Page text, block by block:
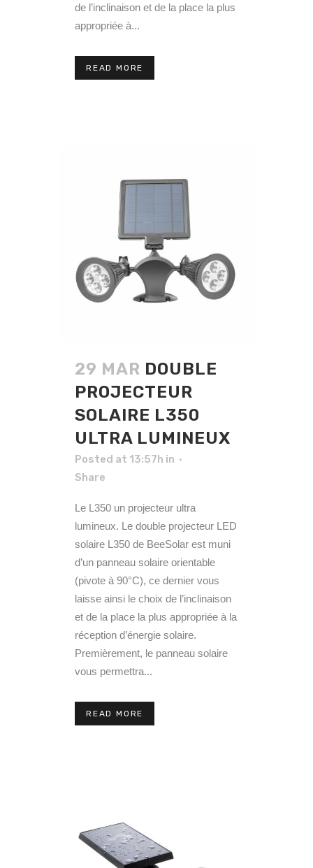
de l’inclinaison et de la place la plus
appropriée à...
READ MORE
29 MAR DOUBLE
PROJECTEUR
SOLAIRE L350
ULTRA LUMINEUX
Posted at 13:57h in
Share
Le L350 un projecteur ultra
lumineux. Le double projecteur LED
solaire L350 de BeeSolar est muni
d’un panneau solaire orientable
(pivote à 90°C), ce dernier vous
laisse ainsi le choix de l’inclinaison
et de la place la plus appropriée à la
réception d’énergie solaire.
Premièrement, le panneau solaire
vous permettra...
READ MORE